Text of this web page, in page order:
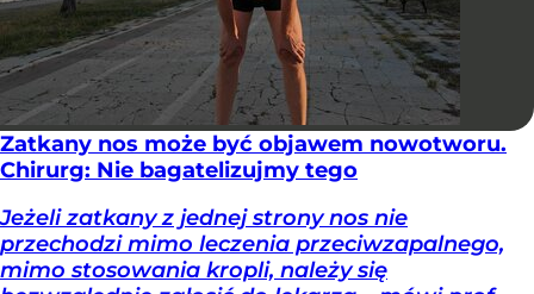
Zatkany nos może być objawem nowotworu.
Chirurg: Nie bagatelizujmy tego
Jeżeli zatkany z jednej strony nos nie
przechodzi mimo leczenia przeciwzapalnego,
mimo stosowania kropli, należy się